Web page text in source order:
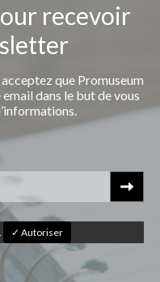
recevoir
que Promuseum
dans le but de vous
✓ Autoriser